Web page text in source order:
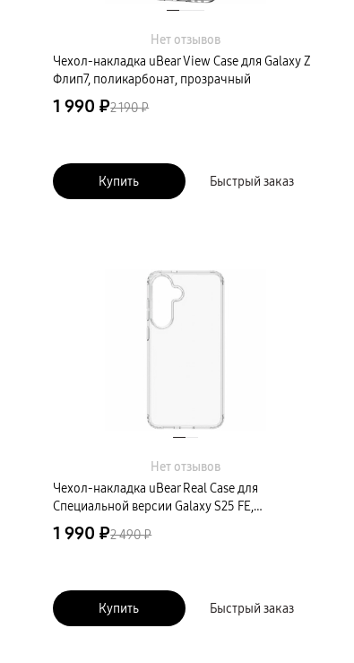
Нет отзывов
Чехол-накладка uBear View Case для Galaxy Z
Флип7, поликарбонат, прозрачный
1 990 ₽2 190 ₽
Купить Быстрый заказ
Нет отзывов
Чехол-накладка uBear Real Case для
Специальной версии Galaxy S25 FE,
поликарбонат, прозрачный
1 990 ₽2 490 ₽
Купить Быстрый заказ